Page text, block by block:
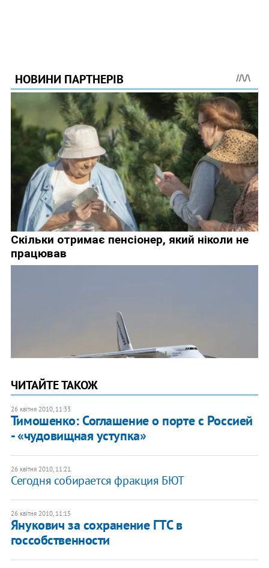
ЧИТАЙТЕ ТАКОЖ
26 квітня 2010, 11:33
Тимошенко: Соглашение о порте с Россией
- «чудовищная уступка»
26 квітня 2010, 11:21
Сегодня собирается фракция БЮТ
26 квітня 2010, 11:15
Янукович за сохранение ГТС в
госсобственности